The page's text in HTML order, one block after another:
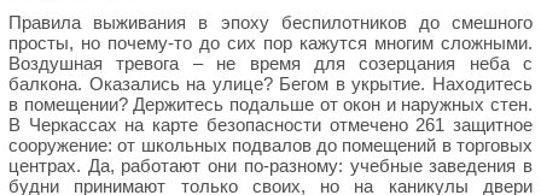
Правила выживания в эпоху беспилотников до смешного
просты, но почему-то до сих пор кажутся многим сложными.
Воздушная тревога – не время для созерцания неба с
балкона. Оказались на улице? Бегом в укрытие. Находитесь
в помещении? Держитесь подальше от окон и наружных стен.
В Черкассах на карте безопасности отмечено 261 защитное
сооружение: от школьных подвалов до помещений в торговых
центрах. Да, работают они по-разному: учебные заведения в
будни принимают только своих, но на каникулы двери